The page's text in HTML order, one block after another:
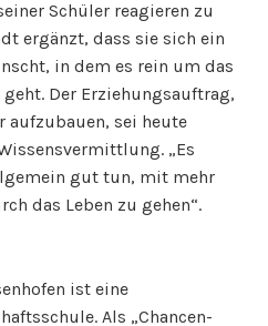
Schüler reagieren zu
ergänzt, dass sie sich ein
in dem es rein um das
Der Erziehungsauftrag,
aufzubauen, sei heute
„Es
gut tun, mit mehr
das Leben zu gehen“.
ist eine
Als „Chancen-